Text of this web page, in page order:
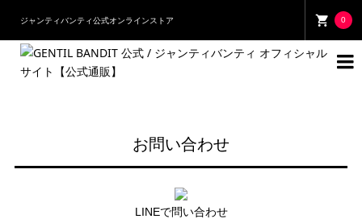
ジャンティバンティ公式オンラインストア 0

お問い合わせ
LINEで問い合わせ